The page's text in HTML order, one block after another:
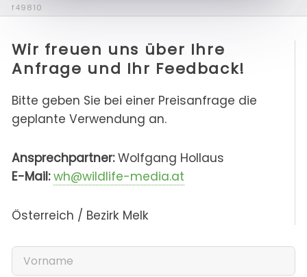
f49810
Wir freuen uns über Ihre
Anfrage und Ihr Feedback!
Bitte geben Sie bei einer Preisanfrage die
geplante Verwendung an.
Ansprechpartner:Wolfgang Hollaus
E-Mail: wh@wildlife-media.at
Österreich / Bezirk Melk